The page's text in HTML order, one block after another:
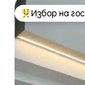
Най-Избор на